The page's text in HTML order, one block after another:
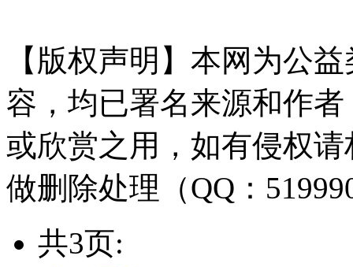
【版权声明】本网为公
容，均已署名来源和作
或欣赏之用，如有侵权
做删除处理（QQ：
共3页: